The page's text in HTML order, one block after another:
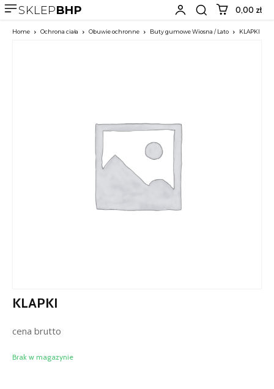
SKLEPBHP 0,00 zł
Home Ochrona ciała Obuwie ochronne Buty gumowe Wiosna / Lato KLAPKI
KLAPKI
cena brutto
Brak w magazynie